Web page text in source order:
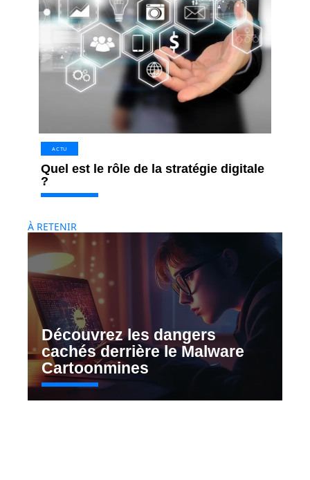
ACTU
Quel est le rôle de la stratégie digitale
?
À RETENIR
Découvrez les dangers
cachés derrière le Malware
Cartoonmines